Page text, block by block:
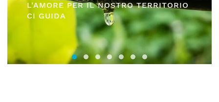
L'AMORE PER IL NOSTRO TERRITORIO
CI GUIDA
Consorzi irrigui e di miglioramento
Comifo Trentino
Consorzi Irrigui e di
La Federazione dei Consorzi
Consorzi Irrigui e di
Consorzi irrigui e di
Consorzi Irrigui e